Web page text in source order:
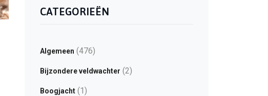
CATEGORIEËN
Algemeen (476)
Bijzondere veldwachter (2)
Boogjacht(1)